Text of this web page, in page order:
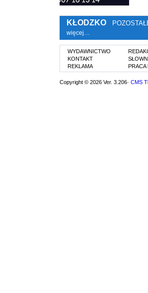
KŁODZKO
więcej…
WYDAWNICTWO
KONTAKT
REKLAMA
PRACA
Copyright © 2026 Ver. 3.206· CMS